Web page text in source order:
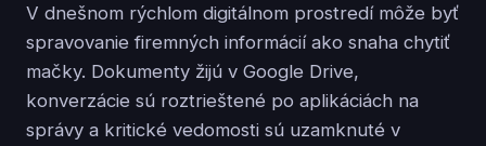
V dnešnom rýchlom digitálnom prostredí môže byť
spravovanie firemných informácií ako snaha chytiť
mačky. Dokumenty žijú v Google Drive,
konverzácie sú roztrieštené po aplikáciách na
správy a kritické vedomosti sú uzamknuté v